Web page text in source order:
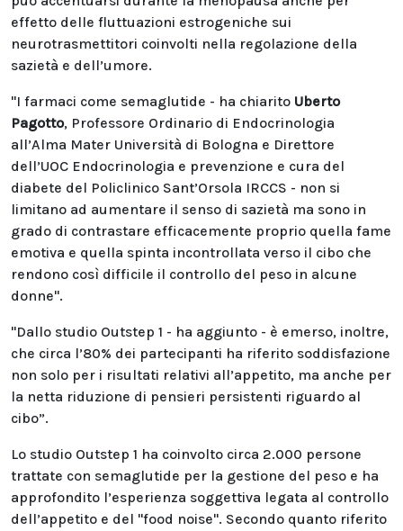
effetto delle fluttuazioni estrogeniche sui
neurotrasmettitori coinvolti nella regolazione della
sazietà e dell’umore.
"I farmaci come semaglutide - ha chiarito Uberto
Pagotto, Professore Ordinario di Endocrinologia
all’Alma Mater Università di Bologna e Direttore
dell’UOC Endocrinologia e prevenzione e cura del
diabete del Policlinico Sant’Orsola IRCCS - non si
limitano ad aumentare il senso di sazietà ma sono in
grado di contrastare efficacemente proprio quella fame
emotiva e quella spinta incontrollata verso il cibo che
rendono così difficile il controllo del peso in alcune
donne".
"Dallo studio Outstep 1 - ha aggiunto - è emerso, inoltre,
che circa l’80% dei partecipanti ha riferito soddisfazione
non solo per i risultati relativi all’appetito, ma anche per
la netta riduzione di pensieri persistenti riguardo al
cibo”.
Lo studio Outstep 1 ha coinvolto circa 2.000 persone
trattate con semaglutide per la gestione del peso e ha
approfondito l’esperienza soggettiva legata al controllo
dell’appetito e del "food noise". Secondo quanto riferito